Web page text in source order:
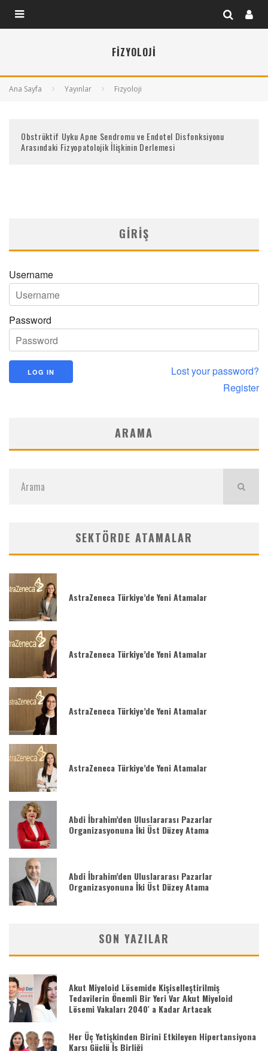
FIZYOLOJI
Ana Sayfa Yayınlar Fizyoloji
Obstrüktif Uyku Apne Sendromu ve Endotel Disfonksiyonu
Arasındaki Fizyopatolojik İlişkinin Derlemesi
GIRIŞ
Username
Password
Lost your password?
Register
ARAMA
SEKTÖRDE ATAMALAR
AstraZeneca Türkiye’de Yeni Atamalar
AstraZeneca Türkiye’de Yeni Atamalar
AstraZeneca Türkiye’de Yeni Atamalar
AstraZeneca Türkiye’de Yeni Atamalar
Abdi İbrahim’den Uluslararası Pazarlar
Organizasyonuna İki Üst Düzey Atama
Abdi İbrahim’den Uluslararası Pazarlar
Organizasyonuna İki Üst Düzey Atama
SON YAZILAR
Akut Miyeloid Lösemide Kişiselleştirilmiş
Tedavilerin Önemli Bir Yeri Var Akut Miyeloid
Lösemi Vakaları 2040′ a Kadar Artacak
Her Üç Yetişkinden Birini Etkileyen Hipertansiyona
Karşı Güçlü İş Birliği